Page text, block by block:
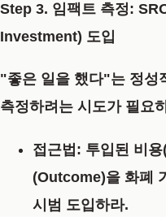
Step 3. 임팩트 측정:
Investment) 도입
"좋은 일을 했다"는 정성
측정하려는 시도가 필요
접근법: 투입된 비
(Outcome)을 화폐
시범 도입하라.